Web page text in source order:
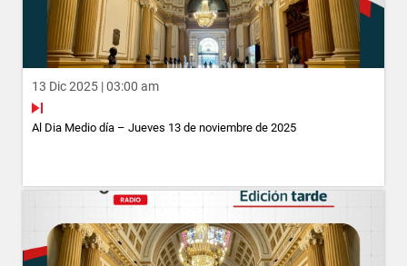
13 Dic 2025 | 03:00 am
Al Dia Medio día – Jueves 13 de noviembre de 2025